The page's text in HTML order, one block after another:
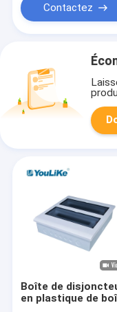
Contactez
Boîte de
en plastique de